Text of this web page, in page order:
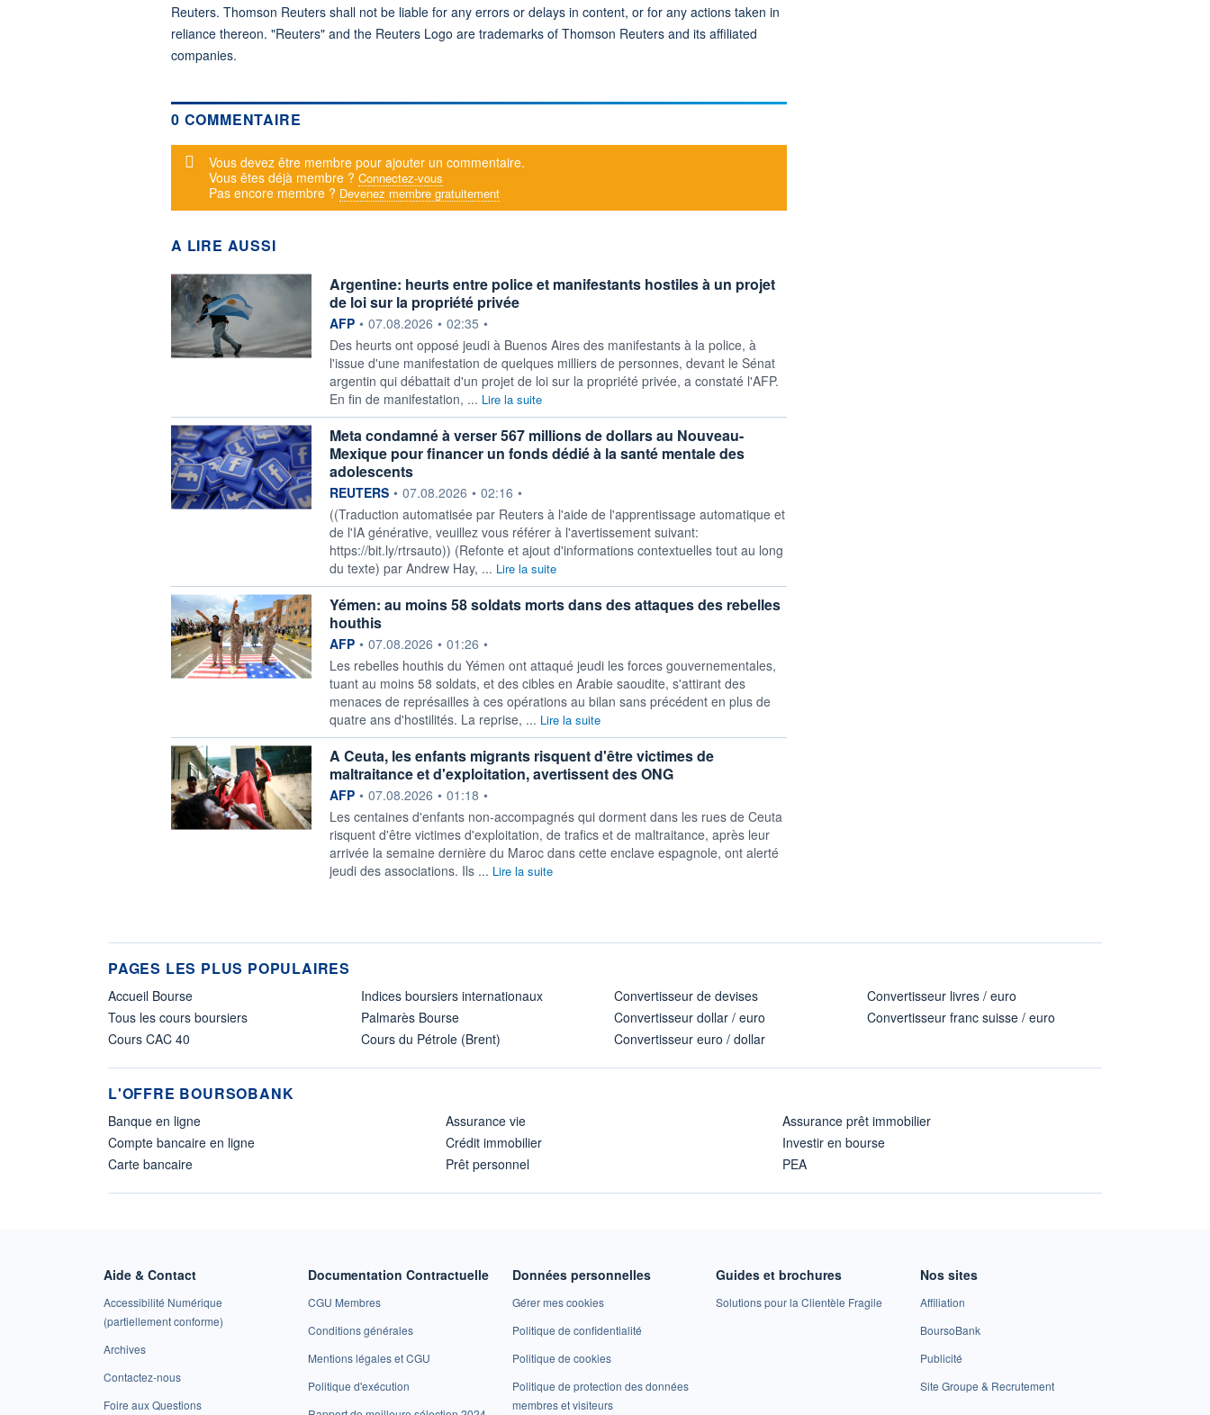
Reuters. Thomson Reuters shall not be liable for any errors or delays in content, or for any actions taken in
reliance thereon. "Reuters" and the Reuters Logo are trademarks of Thomson Reuters and its affiliated
companies.
0 COMMENTAIRE
Message d'alerte
Vous devez être membre pour ajouter un commentaire.
Vous êtes déjà membre ? Connectez-vous
Pas encore membre ? Devenez membre gratuitement
A LIRE AUSSI
Argentine: heurts entre police et manifestants hostiles à un projet
de loi sur la propriété privée
information fournie par
AFP • 07.08.2026 • 02:35 •
Des heurts ont opposé jeudi à Buenos Aires des manifestants à la police, à
l'issue d'une manifestation de quelques milliers de personnes, devant le Sénat
argentin qui débattait d'un projet de loi sur la propriété privée, a constaté l'AFP.
En fin de manifestation, ... Lire la suite
Meta condamné à verser 567 millions de dollars au Nouveau-
Mexique pour financer un fonds dédié à la santé mentale des
adolescents
information fournie par
REUTERS • 07.08.2026 • 02:16 •
((Traduction automatisée par Reuters à l'aide de l'apprentissage automatique et
de l'IA générative, veuillez vous référer à l'avertissement suivant:
https://bit.ly/rtrsauto)) (Refonte et ajout d'informations contextuelles tout au long
du texte) par Andrew Hay, ... Lire la suite
Yémen: au moins 58 soldats morts dans des attaques des rebelles
houthis
information fournie par
AFP • 07.08.2026 • 01:26 •
Les rebelles houthis du Yémen ont attaqué jeudi les forces gouvernementales,
tuant au moins 58 soldats, et des cibles en Arabie saoudite, s'attirant des
menaces de représailles à ces opérations au bilan sans précédent en plus de
quatre ans d'hostilités. La reprise, ... Lire la suite
A Ceuta, les enfants migrants risquent d'être victimes de
maltraitance et d'exploitation, avertissent des ONG
information fournie par
AFP • 07.08.2026 • 01:18 •
Les centaines d'enfants non-accompagnés qui dorment dans les rues de Ceuta
risquent d'être victimes d'exploitation, de trafics et de maltraitance, après leur
arrivée la semaine dernière du Maroc dans cette enclave espagnole, ont alerté
jeudi des associations. Ils ... Lire la suite
PAGES LES PLUS POPULAIRES
Accueil Bourse
Tous les cours boursiers
Cours CAC 40
Indices boursiers internationaux
Palmarès Bourse
Cours du Pétrole (Brent)
Convertisseur de devises
Convertisseur dollar / euro
Convertisseur euro / dollar
Convertisseur livres / euro
Convertisseur franc suisse / euro
L'OFFRE BOURSOBANK
Banque en ligne
Compte bancaire en ligne
Carte bancaire
Assurance vie
Crédit immobilier
Prêt personnel
Assurance prêt immobilier
Investir en bourse
PEA
Aide & Contact
Accessibilité Numérique
(partiellement conforme)
Archives
Contactez-nous
Foire aux Questions
Documentation Contractuelle
CGU Membres
Conditions générales
Mentions légales et CGU
Politique d'exécution
Données personnelles
Gérer mes cookies
Politique de confidentialité
Politique de cookies
Politique de protection des données
membres et visiteurs
Guides et brochures
Solutions pour la Clientèle Fragile
Nos sites
Affiliation
BoursoBank
Publicité
Site Groupe & Recrutement